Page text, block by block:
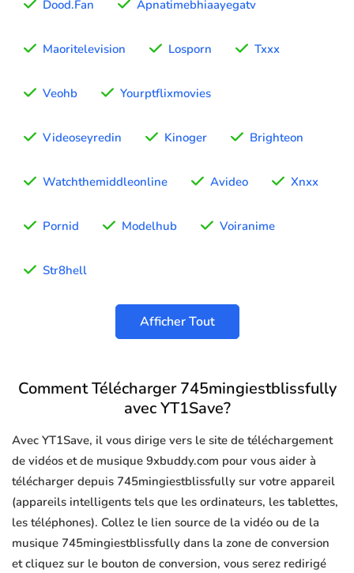
Dood.Fan Apnatimebhiaayegatv
Maoritelevision Losporn Txxx
Veohb Yourptflixmovies
Videoseyredin Kinoger Brighteon
Watchthemiddleonline Avideo Xnxx
Pornid Modelhub Voiranime
Str8hell
Afficher Tout
Comment Télécharger 745mingiestblissfully
avec YT1Save?
Avec YT1Save, il vous dirige vers le site de téléchargement
de vidéos et de musique 9xbuddy.com pour vous aider à
télécharger depuis 745mingiestblissfully sur votre appareil
(appareils intelligents tels que les ordinateurs, les tablettes,
les téléphones). Collez le lien source de la vidéo ou de la
musique 745mingiestblissfully dans la zone de conversion
et cliquez sur le bouton de conversion, vous serez redirigé